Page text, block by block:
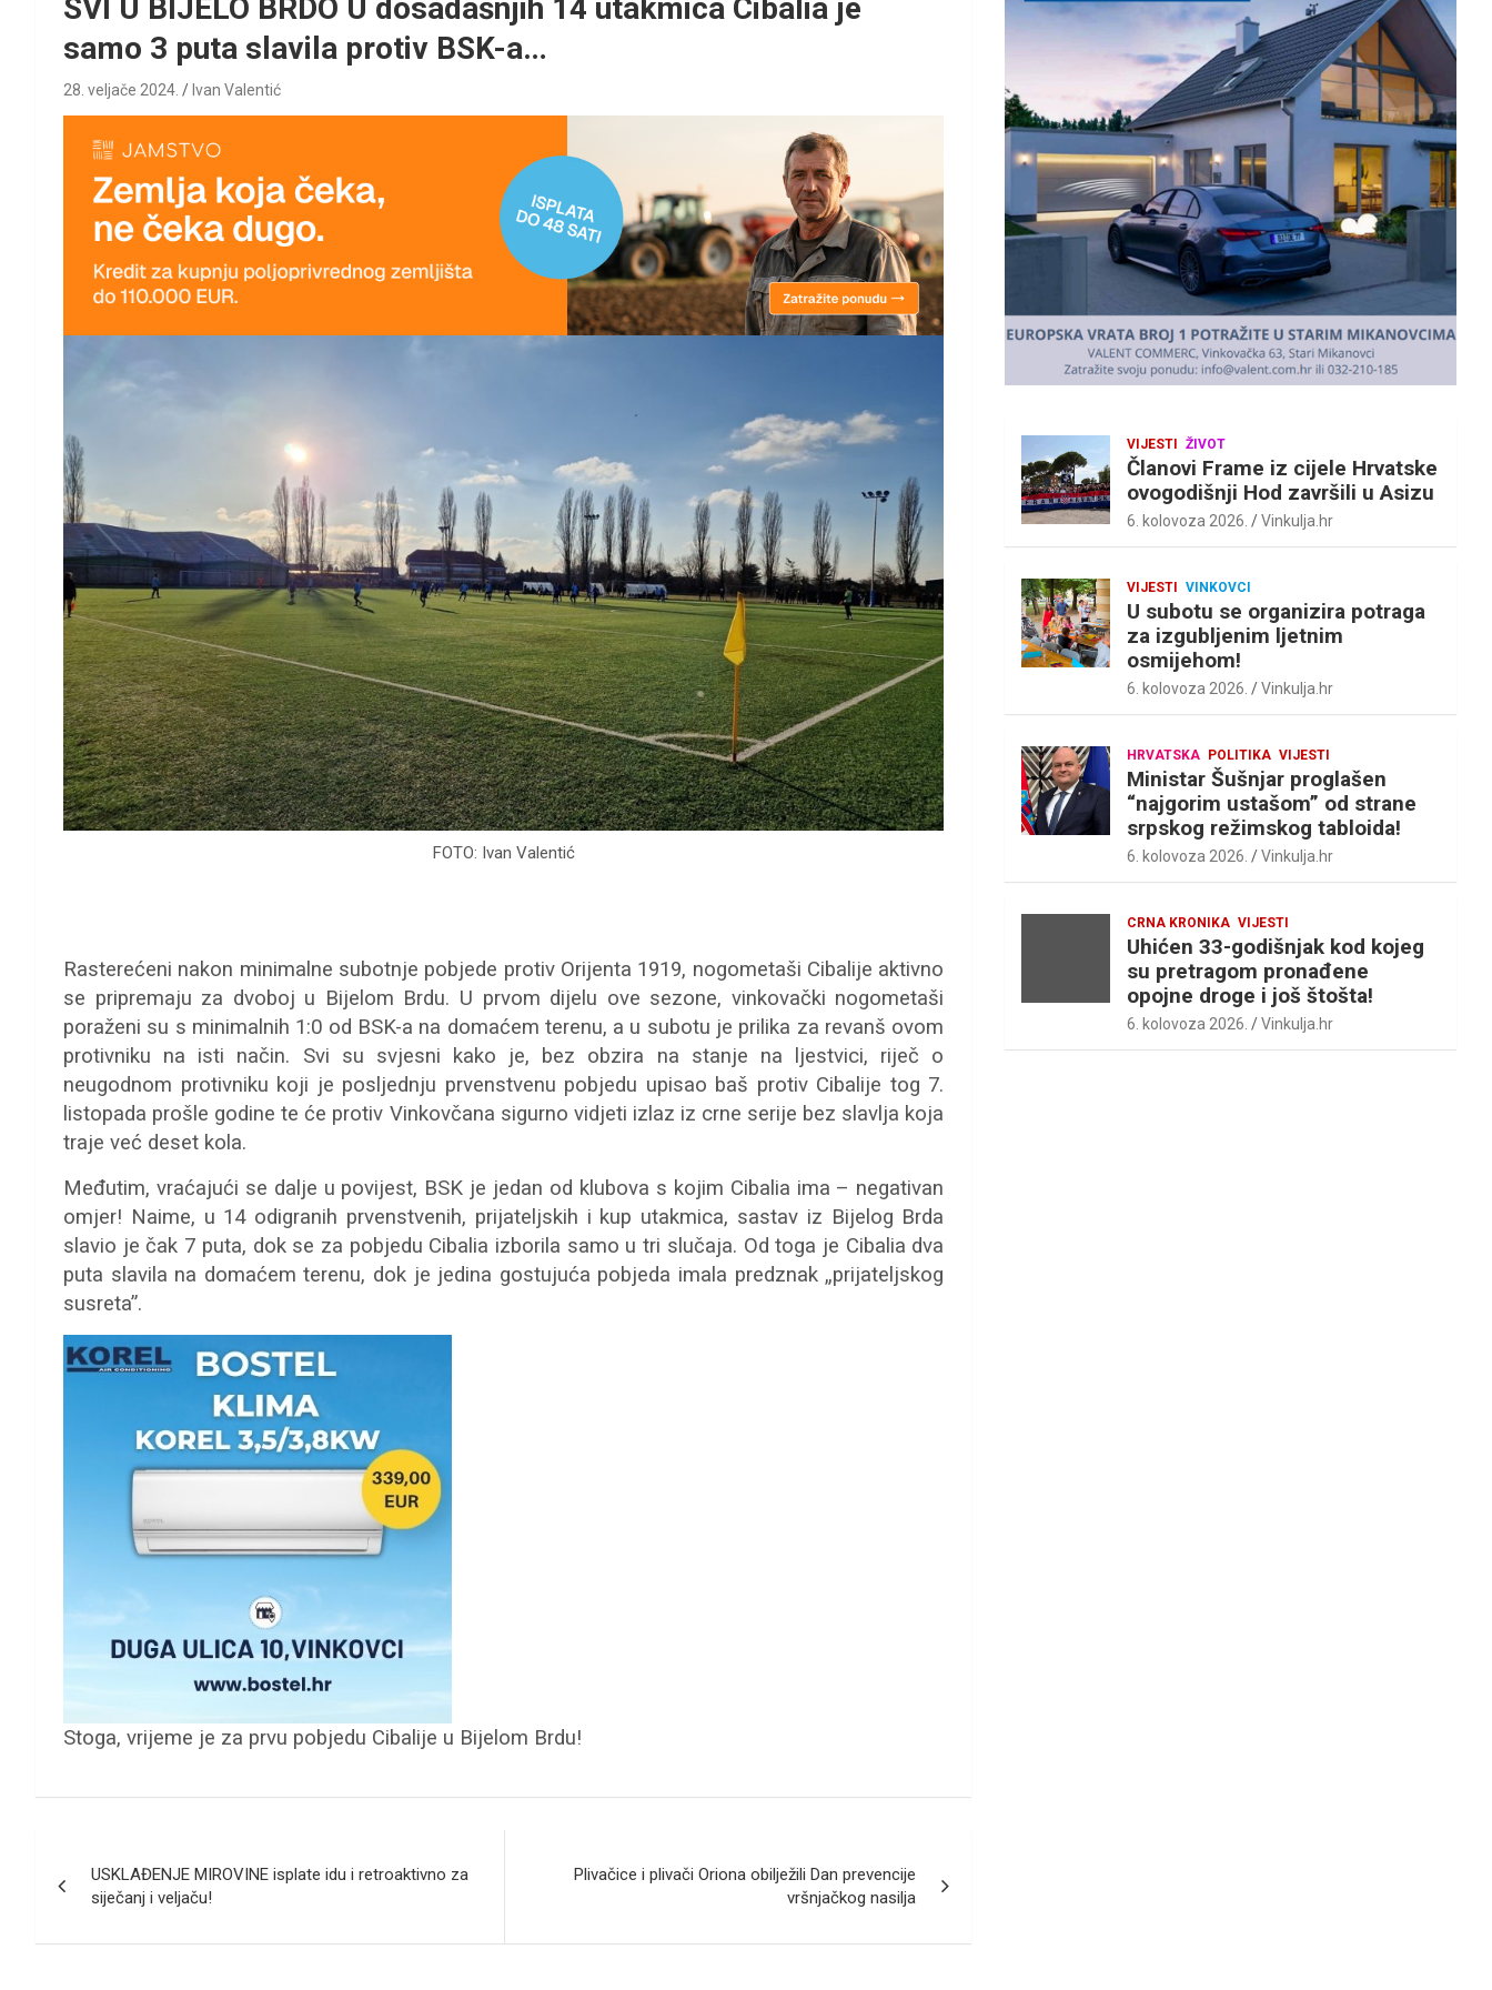
SVI U BIJELO BRDO U dosadašnjih 14 utakmica Cibalia je
samo 3 puta slavila protiv BSK-a…
28. veljače 2024. Ivan Valentić
FOTO: Ivan Valentić
Rasterećeni nakon minimalne subotnje pobjede protiv Orijenta 1919, nogometaši Cibalije aktivno
se pripremaju za dvoboj u Bijelom Brdu. U prvom dijelu ove sezone, vinkovački nogometaši
poraženi su s minimalnih 1:0 od BSK-a na domaćem terenu, a u subotu je prilika za revanš ovom
protivniku na isti način. Svi su svjesni kako je, bez obzira na stanje na ljestvici, riječ o
neugodnom protivniku koji je posljednju prvenstvenu pobjedu upisao baš protiv Cibalije tog 7.
listopada prošle godine te će protiv Vinkovčana sigurno vidjeti izlaz iz crne serije bez slavlja koja
traje već deset kola.
Međutim, vraćajući se dalje u povijest, BSK je jedan od klubova s kojim Cibalia ima – negativan
omjer! Naime, u 14 odigranih prvenstvenih, prijateljskih i kup utakmica, sastav iz Bijelog Brda
slavio je čak 7 puta, dok se za pobjedu Cibalia izborila samo u tri slučaja. Od toga je Cibalia dva
puta slavila na domaćem terenu, dok je jedina gostujuća pobjeda imala predznak „prijateljskog
susreta”.
Stoga, vrijeme je za prvu pobjedu Cibalije u Bijelom Brdu!
objava
USKLAĐENJE MIROVINE isplate idu i retroaktivno za
siječanj i veljaču!
Plivačice i plivači Oriona obilježili Dan prevencije
vršnjačkog nasilja
e
i
s
m
e
:
VIJESTI ŽIVOT
Članovi Frame iz cijele Hrvatske
ovogodišnji Hod završili u Asizu
6. kolovoza 2026. Vinkulja.hr
VIJESTI VINKOVCI
U subotu se organizira potraga
za izgubljenim ljetnim
osmijehom!
6. kolovoza 2026. Vinkulja.hr
HRVATSKA POLITIKA VIJESTI
Ministar Šušnjar proglašen
“najgorim ustašom” od strane
srpskog režimskog tabloida!
6. kolovoza 2026. Vinkulja.hr
CRNA KRONIKA VIJESTI
Uhićen 33-godišnjak kod kojeg
su pretragom pronađene
opojne droge i još štošta!
6. kolovoza 2026. Vinkulja.hr